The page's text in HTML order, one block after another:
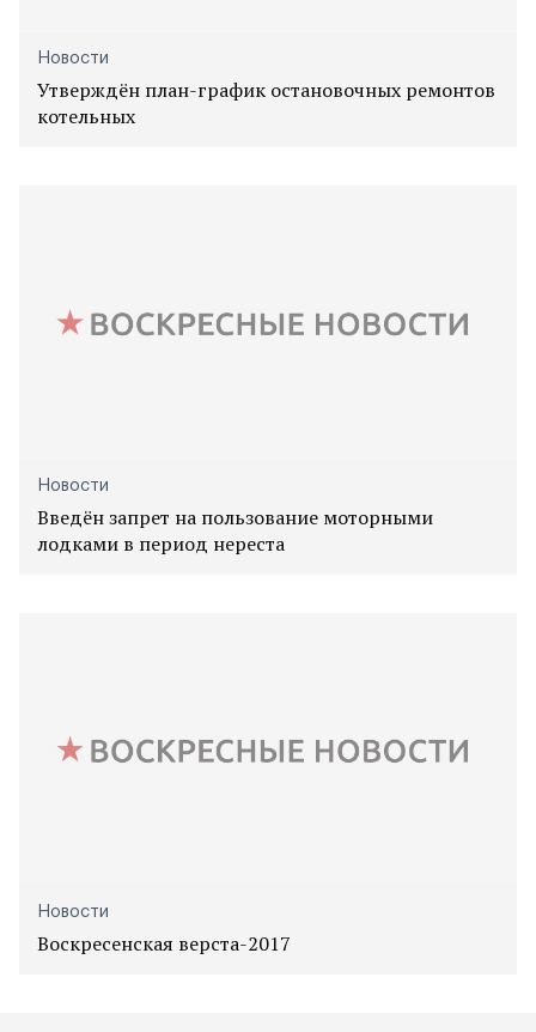
Новости
Утверждён план-график остановочных ремонтов
котельных
Новости
Введён запрет на пользование моторными
лодками в период нереста
Новости
Воскресенская верста-2017